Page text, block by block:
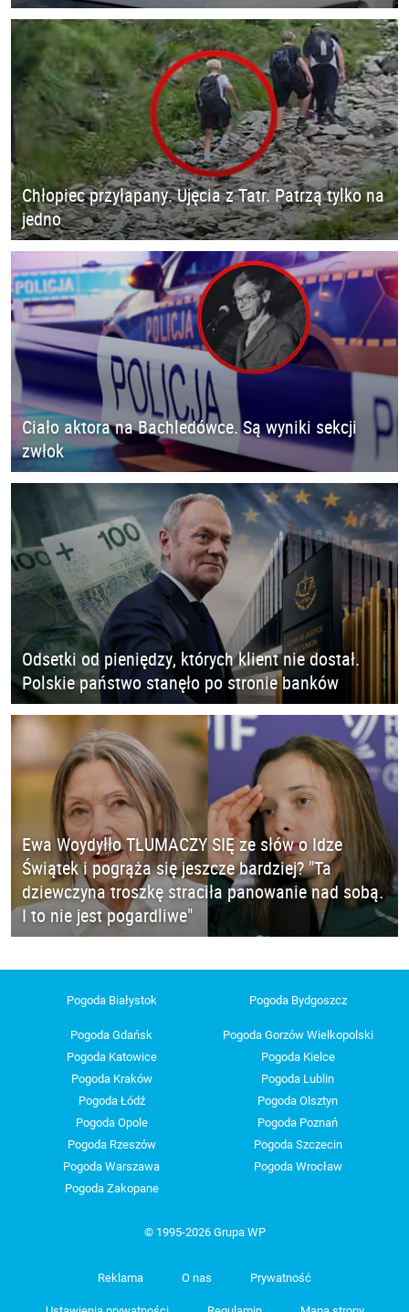
Chłopiec przyłapany. Ujęcia z Tatr. Patrzą tylko na
jedno
Ciało aktora na Bachledówce. Są wyniki sekcji
zwłok
Odsetki od pieniędzy, których klient nie dostał.
Polskie państwo stanęło po stronie banków
Ewa Woydyłło TŁUMACZY SIĘ ze słów o Idze
Świątek i pogrąża się jeszcze bardziej? "Ta
dziewczyna troszkę straciła panowanie nad sobą.
I to nie jest pogardliwe"
Pogoda Białystok Pogoda Bydgoszcz
Pogoda Gdańsk
Pogoda Gorzów Wielkopolski
Pogoda Katowice
Pogoda Kielce
Pogoda Kraków
Pogoda Lublin
Pogoda Łódź
Pogoda Olsztyn
Pogoda Opole
Pogoda Poznań
Pogoda Rzeszów
Pogoda Szczecin
Pogoda Warszawa
Pogoda Wrocław
Pogoda Zakopane
© 1995-2026 Grupa WP
Reklama O nas Prywatność